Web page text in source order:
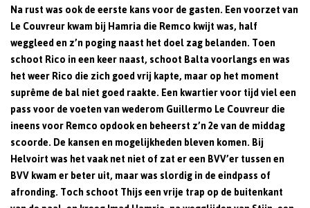
Na rust was ook de eerste kans voor de gasten. Een voorzet van
Le Couvreur kwam bij Hamria die Remco kwijt was, half
weggleed en z’n poging naast het doel zag belanden. Toen
schoot Rico in een keer naast, schoot Balta voorlangs en was
het weer Rico die zich goed vrij kapte, maar op het moment
suprême de bal niet goed raakte. Een kwartier voor tijd viel een
pass voor de voeten van wederom Guillermo Le Couvreur die
ineens voor Remco opdook en beheerst z’n 2e van de middag
scoorde. De kansen en mogelijkheden bleven komen. Bij
Helvoirt was het vaak net niet of zat er een BVV’er tussen en
BVV kwam er beter uit, maar was slordig in de eindpass of
afronding. Toch schoot Thijs een vrije trap op de buitenkant